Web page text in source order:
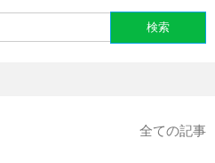
全ての記事